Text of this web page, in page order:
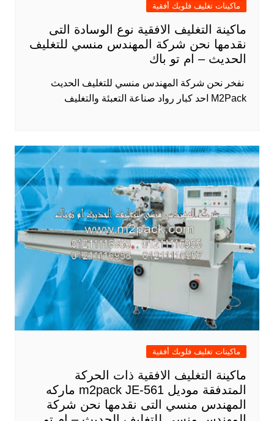
ماكينات تغليف فلوبك أفقية
ماكينة التغليف الافقية نوع الوسادة التى
نقدمها نحن شركة المهندس منسي للتغليف
الحديث – ام تو باك
​ نفخر نحن شركة المهندس منسي للتغليف الحديث
M2Pack احد كبار رواد صناعة التعبئة والتغليف
ماكينات تغليف فلوبك أفقية
ماكينة التغليف الافقية ذات الحركة
المتدفقة موديل m2pack JE-561 ماركه
المهندس منسي التى نقدمها نحن شركة